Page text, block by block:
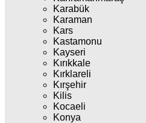
Karabük
Karaman
Kars
Kastamonu
Kayseri
Kırıkkale
Kırklareli
Kırşehir
Kilis
Kocaeli
Konya